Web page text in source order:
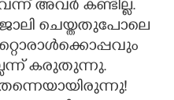
അവർ കണ്ടില്ല.
ചെയ്തതുപോലെ
കരുതുന്നു.